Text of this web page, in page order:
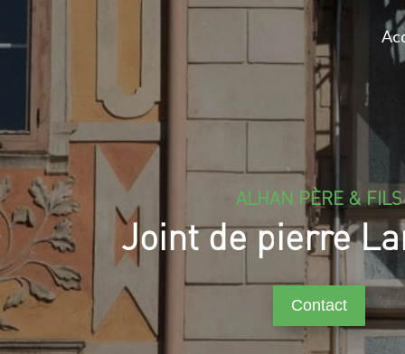
ALHAN PÈRE & FILS
Joint de pierre
Contact